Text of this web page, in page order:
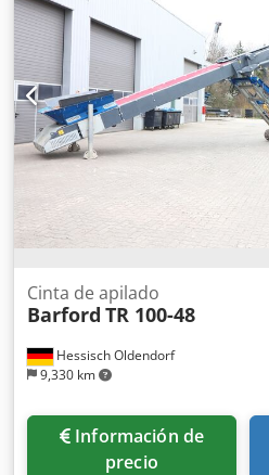
transportadora: 1 200 mm.
alimentación: capacidad de 8 m³.
Hessisch Oldendorf
9,330 km
Cinta de apilado
Barford TR 100-48
Información de
precio